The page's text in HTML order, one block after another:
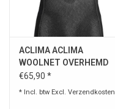
ACLIMA ACLIMA
WOOLNET OVERHEMD
€65,90 *
* Incl. btw Excl. Verzendkosten